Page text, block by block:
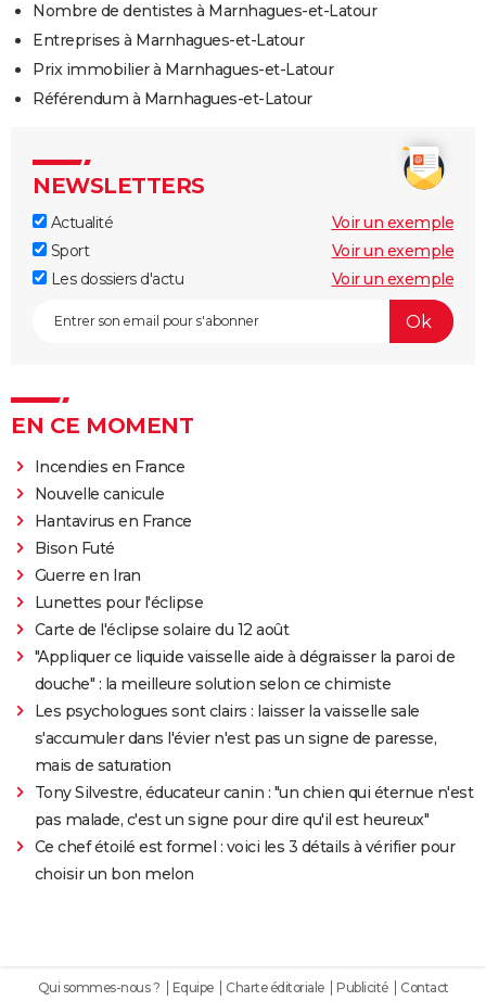
Nombre de dentistes à Marnhagues-et-Latour
Entreprises à Marnhagues-et-Latour
Prix immobilier à Marnhagues-et-Latour
Référendum à Marnhagues-et-Latour
NEWSLETTERS
Actualité
Voir un exemple
Sport
Voir un exemple
Les dossiers d'actu
Voir un exemple
EN CE MOMENT
Incendies en France
Nouvelle canicule
Hantavirus en France
Bison Futé
Guerre en Iran
Lunettes pour l'éclipse
Carte de l'éclipse solaire du 12 août
"Appliquer ce liquide vaisselle aide à dégraisser la paroi de
douche" : la meilleure solution selon ce chimiste
Les psychologues sont clairs : laisser la vaisselle sale
s'accumuler dans l'évier n'est pas un signe de paresse,
mais de saturation
Tony Silvestre, éducateur canin : "un chien qui éternue n'est
pas malade, c'est un signe pour dire qu'il est heureux"
Ce chef étoilé est formel : voici les 3 détails à vérifier pour
choisir un bon melon
Qui sommes-nous ? Equipe Charte éditoriale Publicité
Contact